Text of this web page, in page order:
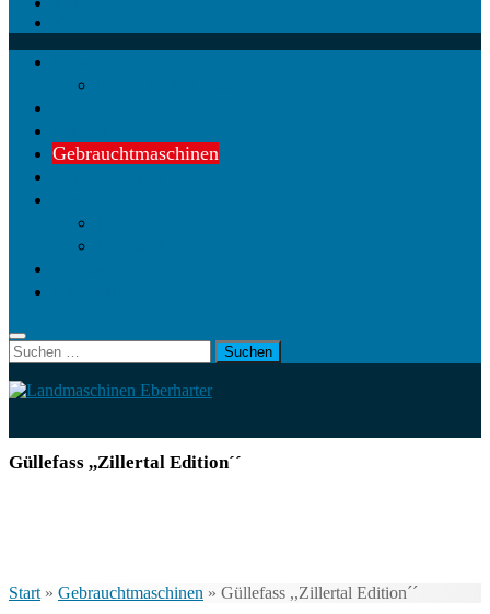
Gebrauchtmaschinen
Suchen
nach:
Güllefass ,,Zillertal Edition´´
Start » Gebrauchtmaschinen » Güllefass ,,Zillertal Edition´´